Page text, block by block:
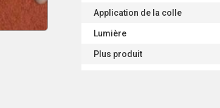
Application de la colle
Lumière
Plus produit